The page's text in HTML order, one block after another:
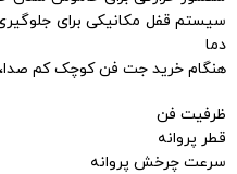
سیستم قفل مکانیکی برای
دما
هنگام خرید جت فن کوچک کم صدا،
ظرفیت فن
قطر پروانه
سرعت چرخش پروانه